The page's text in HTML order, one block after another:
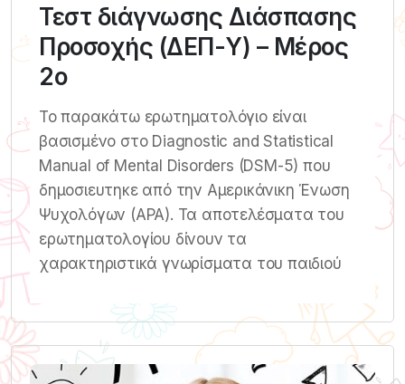
Τεστ διάγνωσης Διάσπασης
Προσοχής (ΔΕΠ-Υ) – Μέρος
2ο
Το παρακάτω ερωτηματολόγιο είναι
βασισμένο στο Diagnostic and Statistical
Manual of Mental Disorders (DSM-5) που
δημοσιευτηκε από την Αμερικάνικη Ένωση
Ψυχολόγων (ΑΡΑ). Τα αποτελέσματα του
ερωτηματολογίου δίνουν τα
χαρακτηριστικά γνωρίσματα του παιδιού